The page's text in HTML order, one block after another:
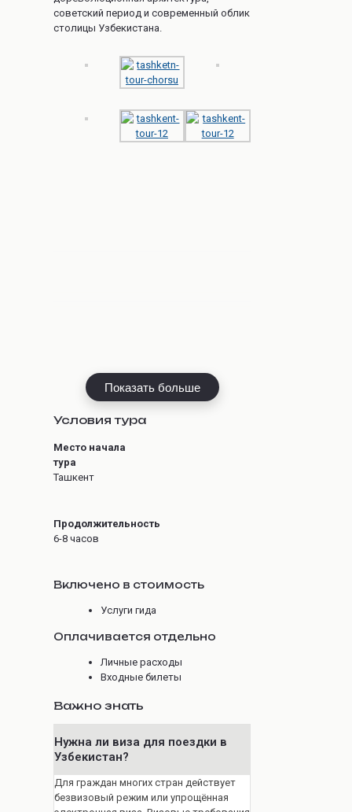
советский период и современный облик
столицы Узбекистана.
Показать больше
Условия тура
Место начала
тура
Ташкент
Продолжительность
6-8 часов
Включено в стоимость
Услуги гида
Оплачивается отдельно
Личные расходы
Входные билеты
Важно знать
Нужна ли виза для поездки в
Узбекистан?
Для граждан многих стран действует
безвизовый режим или упрощённая